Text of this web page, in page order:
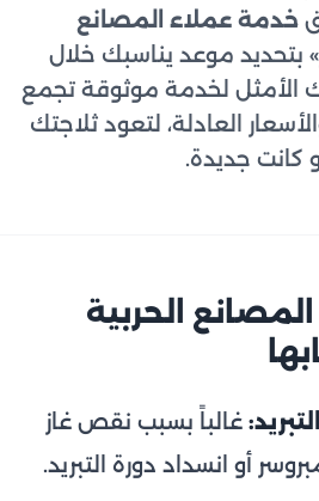
خدمة عملاء المصانع
بتحديد موعد يناسبك خلال
الأمثل لخدمة موثوقة تجمع
العادلة، لتعود ثلاجتك
كانت جديدة.
الحربية
غالباً بسبب نقص غاز
أو انسداد دورة التبريد.